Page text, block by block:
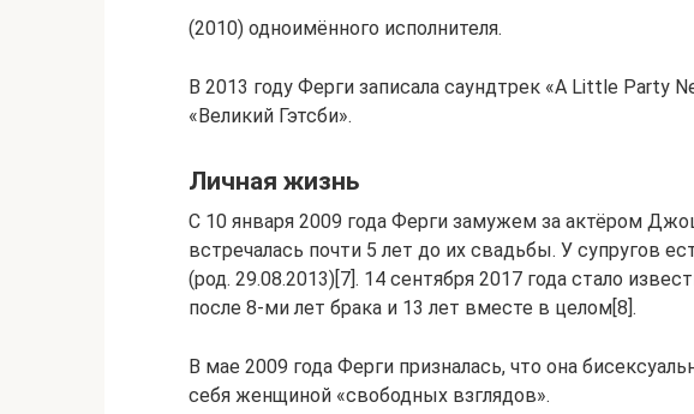
(2010) одноимённого исполнителя.
В 2013 году Ферги записала саундтрек «A Little Party
«Великий Гэтсби».
Личная жизнь
С 10 января 2009 года Ферги замужем за актёром
встречалась почти 5 лет до их свадьбы. У супругов
(род. 29.08.2013)[7]. 14 сентября 2017 года стало
после 8-ми лет брака и 13 лет вместе в целом[8].
В мае 2009 года Ферги призналась, что она
себя женщиной «свободных взглядов».